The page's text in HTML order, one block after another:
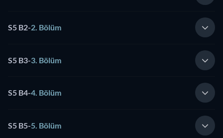
S5 B2-2. Bölüm
S5 B3-3. Bölüm
S5 B4-4. Bölüm
S5 B5-5. Bölüm